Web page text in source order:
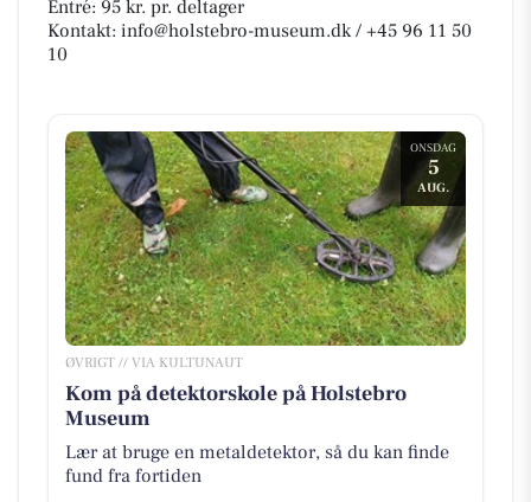
Entré: 95 kr. pr. deltager
Kontakt: info@holstebro-museum.dk / +45 96 11 50
10
ONSDAG
5
AUG.
ØVRIGT // VIA KULTUNAUT
Kom på detektorskole på Holstebro
Museum
Lær at bruge en metaldetektor, så du kan finde
fund fra fortiden